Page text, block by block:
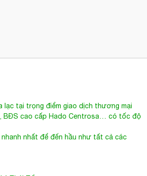
lạc tại trọng điểm giao dịch thương mại
BĐS cao cấp Hado Centrosa… có tốc độ
nhất để đến hầu như tất cả các